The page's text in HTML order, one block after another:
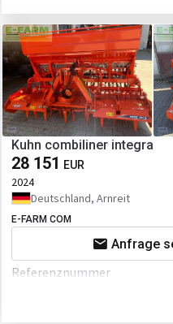
Kuhn combiliner integra
28 151 EUR
2024
Deutschland, Arnreit
E-FARM COM
Anfrage
Referenznummer